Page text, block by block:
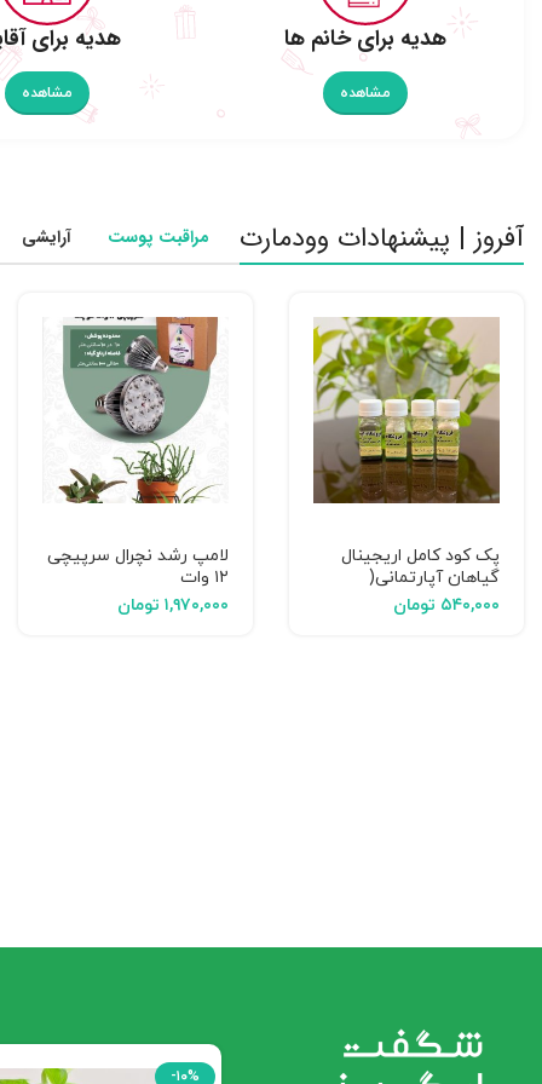
هدیه برای خانم ها
مشاهده
هدیه برای
مشاهده
آفروز | پیشنهادات وودمارت مراقبت پوست آرایشی
پک کود کامل اریجینال
گیاهان آپارتمانی(
مناسب برای انواع گیاهان
آپارتمانی)
۵۴۰,۰۰۰ تومان
لامپ رشد نچرال سرپیچی
۱۲ وات
۱,۹۷۰,۰۰۰ تومان
-۱۰% -۱۰%